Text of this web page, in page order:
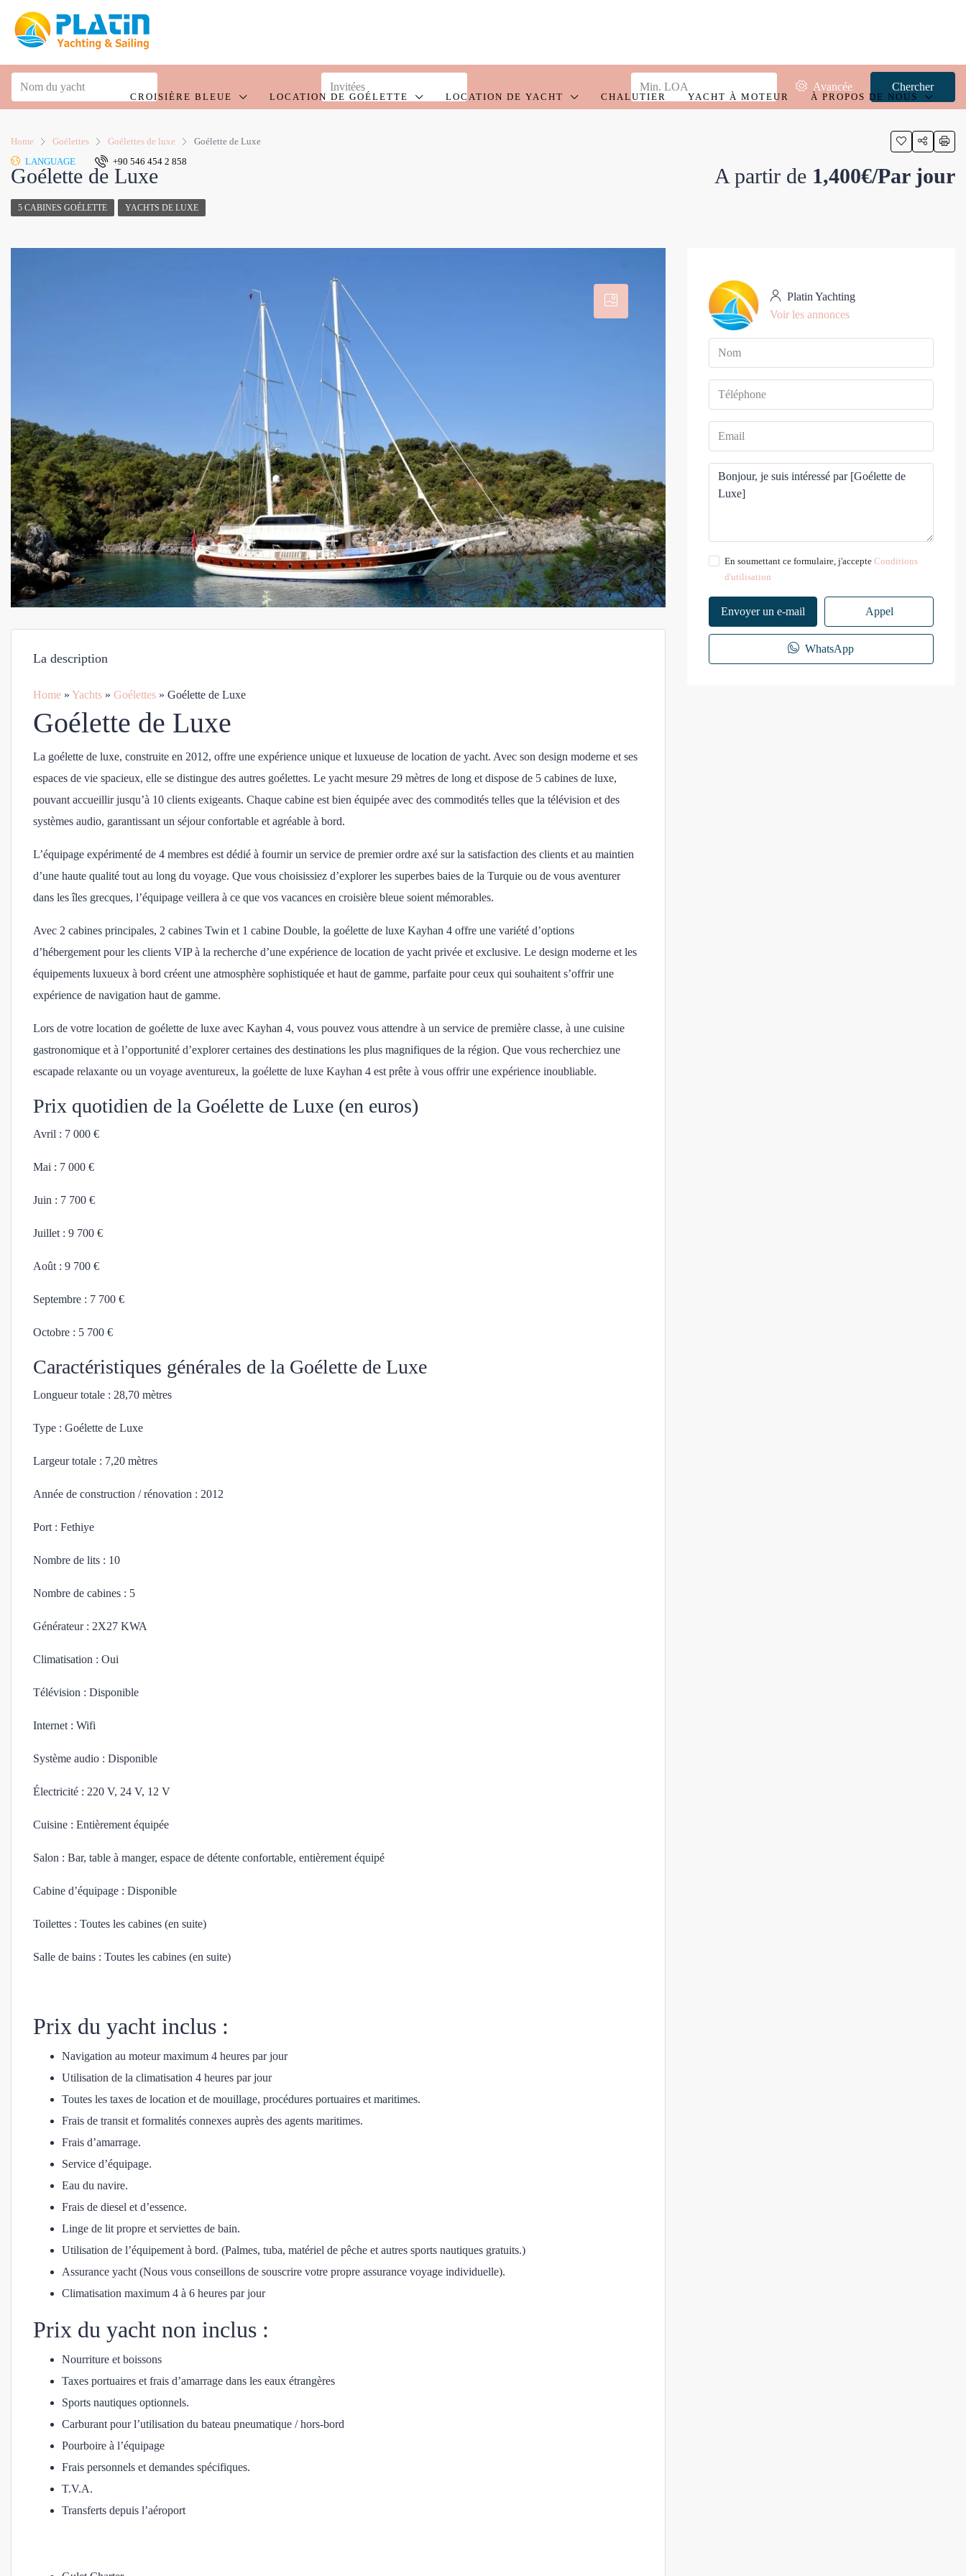
CROISIÈRE BLEUE LOCATION DE GOÉLETTE LOCATION DE YACHT CHALUTIER YACHT À MOTEUR À PROPOS DE NOUS
LANGUAGE +90 546 454 2 858
Avancée Chercher
Home Goélettes Goélettes de luxe Goélette de Luxe
Goélette de Luxe A partir de 1,400€/Par jour
5 CABINES GOÉLETTE YACHTS DE LUXE
La description
Home » Yachts » Goélettes » Goélette de Luxe
Goélette de Luxe
La goélette de luxe, construite en 2012, offre une expérience unique et luxueuse de location de yacht. Avec son design moderne et ses
espaces de vie spacieux, elle se distingue des autres goélettes. Le yacht mesure 29 mètres de long et dispose de 5 cabines de luxe,
pouvant accueillir jusqu’à 10 clients exigeants. Chaque cabine est bien équipée avec des commodités telles que la télévision et des
systèmes audio, garantissant un séjour confortable et agréable à bord.
L’équipage expérimenté de 4 membres est dédié à fournir un service de premier ordre axé sur la satisfaction des clients et au maintien
d’une haute qualité tout au long du voyage. Que vous choisissiez d’explorer les superbes baies de la Turquie ou de vous aventurer
dans les îles grecques, l’équipage veillera à ce que vos vacances en croisière bleue soient mémorables.
Avec 2 cabines principales, 2 cabines Twin et 1 cabine Double, la goélette de luxe Kayhan 4 offre une variété d’options
d’hébergement pour les clients VIP à la recherche d’une expérience de location de yacht privée et exclusive. Le design moderne et les
équipements luxueux à bord créent une atmosphère sophistiquée et haut de gamme, parfaite pour ceux qui souhaitent s’offrir une
expérience de navigation haut de gamme.
Lors de votre location de goélette de luxe avec Kayhan 4, vous pouvez vous attendre à un service de première classe, à une cuisine
gastronomique et à l’opportunité d’explorer certaines des destinations les plus magnifiques de la région. Que vous recherchiez une
escapade relaxante ou un voyage aventureux, la goélette de luxe Kayhan 4 est prête à vous offrir une expérience inoubliable.
Prix quotidien de la Goélette de Luxe (en euros)
Avril : 7 000 €
Mai : 7 000 €
Juin : 7 700 €
Juillet : 9 700 €
Août : 9 700 €
Septembre : 7 700 €
Octobre : 5 700 €
Caractéristiques générales de la Goélette de Luxe
Longueur totale : 28,70 mètres
Type : Goélette de Luxe
Largeur totale : 7,20 mètres
Année de construction / rénovation : 2012
Port : Fethiye
Nombre de lits : 10
Nombre de cabines : 5
Générateur : 2X27 KWA
Climatisation : Oui
Télévision : Disponible
Internet : Wifi
Système audio : Disponible
Électricité : 220 V, 24 V, 12 V
Cuisine : Entièrement équipée
Salon : Bar, table à manger, espace de détente confortable, entièrement équipé
Cabine d’équipage : Disponible
Toilettes : Toutes les cabines (en suite)
Salle de bains : Toutes les cabines (en suite)
Prix du yacht inclus :
Navigation au moteur maximum 4 heures par jour
Utilisation de la climatisation 4 heures par jour
Toutes les taxes de location et de mouillage, procédures portuaires et maritimes.
Frais de transit et formalités connexes auprès des agents maritimes.
Frais d’amarrage.
Service d’équipage.
Eau du navire.
Frais de diesel et d’essence.
Linge de lit propre et serviettes de bain.
Utilisation de l’équipement à bord. (Palmes, tuba, matériel de pêche et autres sports nautiques gratuits.)
Assurance yacht (Nous vous conseillons de souscrire votre propre assurance voyage individuelle).
Climatisation maximum 4 à 6 heures par jour
Prix du yacht non inclus :
Nourriture et boissons
Taxes portuaires et frais d’amarrage dans les eaux étrangères
Sports nautiques optionnels.
Carburant pour l’utilisation du bateau pneumatique / hors-bord
Pourboire à l’équipage
Frais personnels et demandes spécifiques.
T.V.A.
Transferts depuis l’aéroport
Platin Yachting
Voir les annonces
En soumettant ce formulaire, j'accepte Conditions
d'utilisation
Envoyer un e-mail Appel
WhatsApp